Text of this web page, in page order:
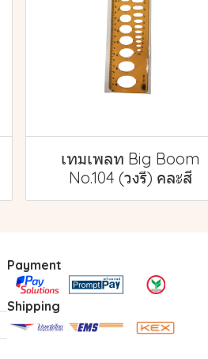
เทมเพลท Big Boom
No.104 (วงรี) คละสี
Payment
Shipping